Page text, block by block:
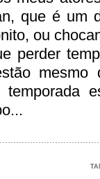
que é um
ou
perder
mesmo